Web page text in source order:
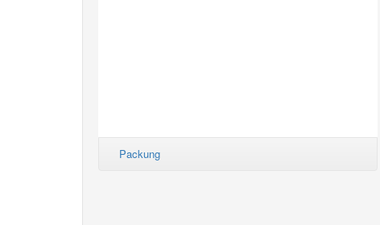
Packung